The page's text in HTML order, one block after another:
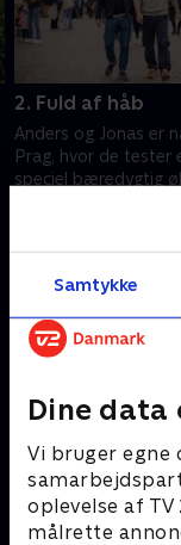
Samtykke
Dine data
Vi bruger egne
oplevelse af
målrette
2. Fuld af håb
Anders og Jonas er
Prag, hvor de tester
speciel bæredygtig
Andre så også